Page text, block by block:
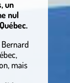
un
nul
Bernard
mais